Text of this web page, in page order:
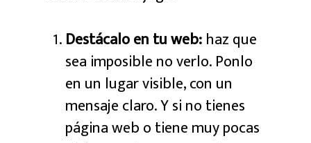
Destácalo en tu web:haz que
sea imposible no verlo. Ponlo
en un lugar visible, con un
mensaje claro. Y si no tienes
página web o tiene muy pocas